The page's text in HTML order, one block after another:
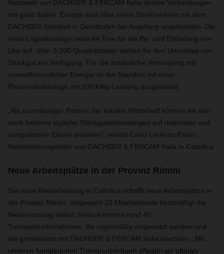
Netzwerk von DACHSER & FERCAM Italia direkte Verbindungen
mit ganz Italien. Europa wird über einen Direktverkehr mit dem
DACHSER Standort in Gersthofen bei Augsburg angebunden. Die
neue Logistikanlage weist 44 Tore für die Be- und Entladung von
Lkw auf, über 3.300 Quadratmeter stehen für den Umschlag von
Stückgut zur Verfügung. Für die zusätzliche Versorgung mit
umweltfreundlicher Energie ist der Standort mit einer
Photovoltaikanlage mit 100 kWp Leistung ausgerüstet.
„Als zuverlässiger Partner der lokalen Wirtschaft können wir nun
noch bessere tägliche Stückgutverbindungen auf nationaler und
europäischer Ebene anbieten”, erklärt Carlo Lorenzo Pasini,
Niederlassungsleiter von DACHSER & FERCAM Italia in Cattolica.
Neue Arbeitsplätze in der Provinz Rimini
Die neue Niederlassung in Cattolica schafft neue Arbeitsplätze in
der Provinz Rimini. Insgesamt 25 Mitarbeitende beschäftigt die
Niederlassung selbst, hinzu kommen rund 40
Transportunternehmen, die regelmäßig eingesetzt werden und
die gemeinsam mit DACHSER & FERCAM Italia wachsen. „Mit
unseren kompetenten Transportpartnern pflegen wir oftmals